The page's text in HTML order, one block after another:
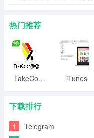
词间距为0.5 就是可以了
问：福昕pdf编辑器如
1。输入特殊符号时，
字体下拉框中有
object对象，添加文本
可以证明。这需要熟悉
热门推荐
TakeColor取色器 iTunes
下载排行
1 Telegram